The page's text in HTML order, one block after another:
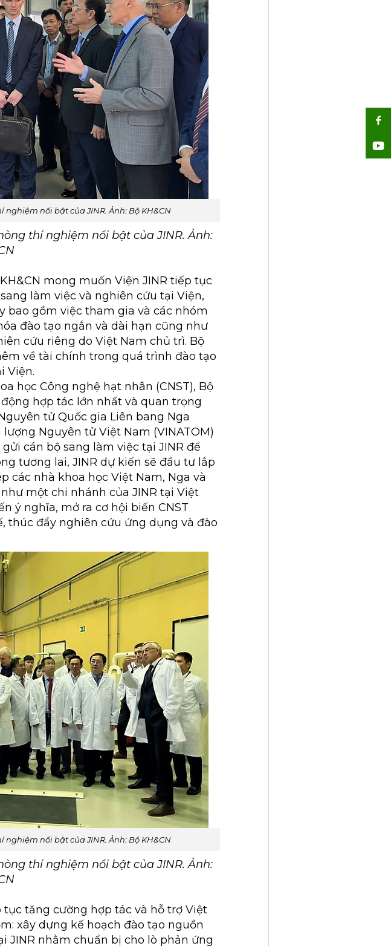
nổi bật của JINR. Ảnh: Bộ KH&CN
thí nghiệm nổi bật của JINR. Ảnh:
mong muốn Viện JINR tiếp tục
làm việc và nghiên cứu tại Viện,
bao gồm việc tham gia và các nhóm
đào tạo ngắn và dài hạn cũng như
cứu riêng do Việt Nam chủ trì. Bộ
về tài chính trong quá trình đào tạo
Viện.
học Công nghệ hạt nhân (CNST), Bộ
hợp tác lớn nhất và quan trọng
tử Quốc gia Liên bang Nga
lượng Nguyên tử Việt Nam (VINATOM)
cán bộ sang làm việc tại JINR để
tương lai, JINR dự kiến sẽ đầu tư lắp
các nhà khoa học Việt Nam, Nga và
một chi nhánh của JINR tại Việt
ý nghĩa, mở ra cơ hội biến CNST
đẩy nghiên cứu ứng dụng và đào
nổi bật của JINR. Ảnh: Bộ KH&CN
thí nghiệm nổi bật của JINR. Ảnh:
tục tăng cường hợp tác và hỗ trợ Việt
xây dựng kế hoạch đào tạo nguồn
JINR nhằm chuẩn bị cho lò phản ứng